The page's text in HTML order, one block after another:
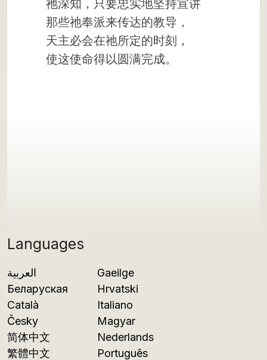
Languages
العربية
Беларуская
Català
Česky
简体中文
繁體中文
Gaeilge
Hrvatski
Italiano
Magyar
Nederlands
Português
祂深知，只要忠实地坚持宣讲
那些祂奉派来传达的教导，
天主必会在祂所定的时刻，
使这使命得以圆满完成。